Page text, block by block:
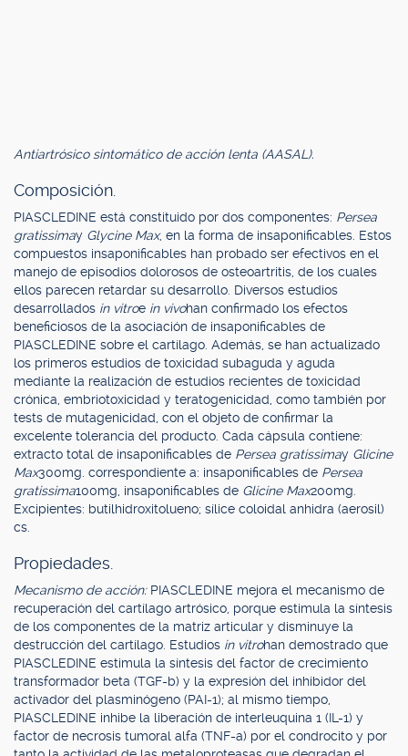
Antiartrósico sintomático de acción lenta (AASAL).
Composición.
PIASCLEDINE está constituido por dos componentes: Persea
gratissimay Glycine Max, en la forma de insaponificables. Estos
compuestos insaponificables han probado ser efectivos en el
manejo de episodios dolorosos de osteoartritis, de los cuales
ellos parecen retardar su desarrollo. Diversos estudios
desarrollados in vitroe in vivohan confirmado los efectos
beneficiosos de la asociación de insaponificables de
PIASCLEDINE sobre el cartílago. Además, se han actualizado
los primeros estudios de toxicidad subaguda y aguda
mediante la realización de estudios recientes de toxicidad
crónica, embriotoxicidad y teratogenicidad, como también por
tests de mutagenicidad, con el objeto de confirmar la
excelente tolerancia del producto. Cada cápsula contiene:
extracto total de insaponificables de Persea gratissimay Glicine
Max300mg. correspondiente a: insaponificables de Persea
gratissima100mg, insaponificables de Glicine Max200mg.
Excipientes: butilhidroxitolueno; sílice coloidal anhidra (aerosil)
cs.
Propiedades.
Mecanismo de acción: PIASCLEDINE mejora el mecanismo de
recuperación del cartílago artrósico, porque estimula la síntesis
de los componentes de la matriz articular y disminuye la
destrucción del cartílago. Estudios in vitrohan demostrado que
PIASCLEDINE estimula la síntesis del factor de crecimiento
transformador beta (TGF-b) y la expresión del inhibidor del
activador del plasminógeno (PAI-1); al mismo tiempo,
PIASCLEDINE inhibe la liberación de interleuquina 1 (IL-1) y
factor de necrosis tumoral alfa (TNF-a) por el condrocito y por